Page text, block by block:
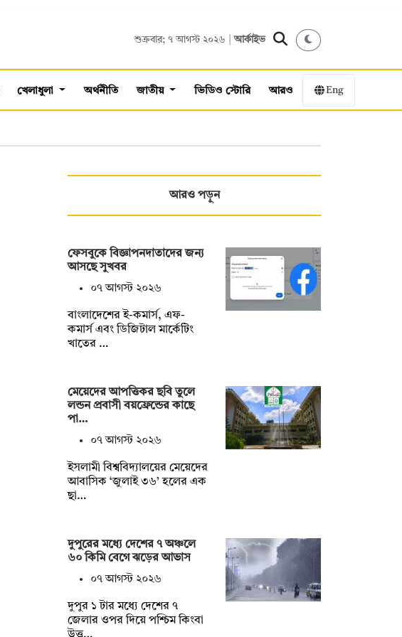
শুক্রবার; ৭ আগস্ট ২০২৬ |আর্কাইভ
খেলাধুলা অর্থনীতি জাতীয় ভিডিও স্টোরি আরও Eng
আরও পড়ুন
ফেসবুকে বিজ্ঞাপনদাতাদের জন্য
আসছে সুখবর
০৭ আগস্ট ২০২৬
বাংলাদেশের ই-কমার্স, এফ-
কমার্স এবং ডিজিটাল মার্কেটিং
খাতের …
মেয়েদের আপত্তিকর ছবি তুলে
লন্ডন প্রবাসী বয়ফ্রেন্ডের কাছে
পা…
০৭ আগস্ট ২০২৬
ইসলামী বিশ্ববিদ্যালয়ের মেয়েদের
আবাসিক ‘জুলাই ৩৬’ হলের এক
ছা…
দুপুরের মধ্যে দেশের ৭ অঞ্চলে
৬০ কিমি বেগে ঝড়ের আভাস
০৭ আগস্ট ২০২৬
দুপুর ১ টার মধ্যে দেশের ৭
জেলার ওপর দিয়ে পশ্চিম কিংবা
উত্ত…